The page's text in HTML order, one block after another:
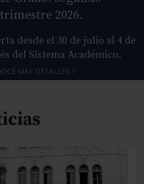
2026.
desde el 30 de julio al 4 de
del Sistema Académico.
MÁS DETALLES >